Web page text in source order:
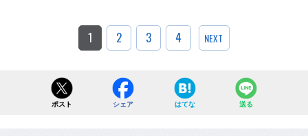
1 2 3 4 NEXT
ポスト シェア はてな 送る